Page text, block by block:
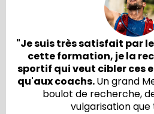
"Je suis très satisfait par
cette formation, je la
sportif qui veut cibler ces
qu'aux coachs.Un grand
boulot de recherche,
vulgarisation que